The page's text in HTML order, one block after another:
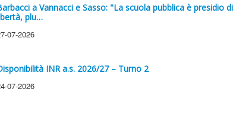
a Vannacci e Sasso: "La scuola pubblica è presidio di
plu…
07-2026
INR a.s. 2026/27 – Turno 2
07-2026